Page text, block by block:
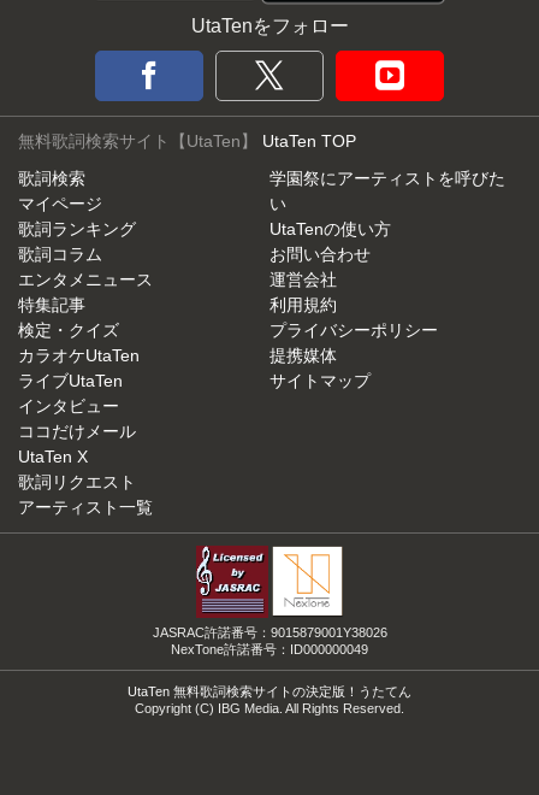
UtaTenをフォロー
無料歌詞検索サイト【UtaTen】 UtaTen TOP
歌詞検索
マイページ
歌詞ランキング
歌詞コラム
エンタメニュース
特集記事
検定・クイズ
カラオケUtaTen
ライブUtaTen
インタビュー
ココだけメール
UtaTen X
歌詞リクエスト
アーティスト一覧
学園祭にアーティストを呼びた
い
UtaTenの使い方
お問い合わせ
運営会社
利用規約
プライバシーポリシー
提携媒体
サイトマップ
JASRAC許諾番号：9015879001Y38026
NexTone許諾番号：ID000000049
UtaTen 無料歌詞検索サイトの決定版！うたてん
Copyright (C) IBG Media. All Rights Reserved.